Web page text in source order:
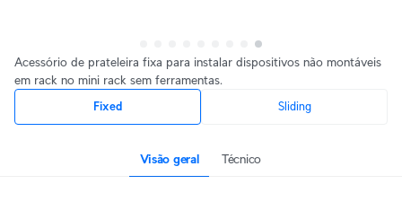
Acessório de prateleira fixa para instalar dispositivos não montáveis
em rack no mini rack sem ferramentas.
Fixed Sliding
Visão geral Técnico